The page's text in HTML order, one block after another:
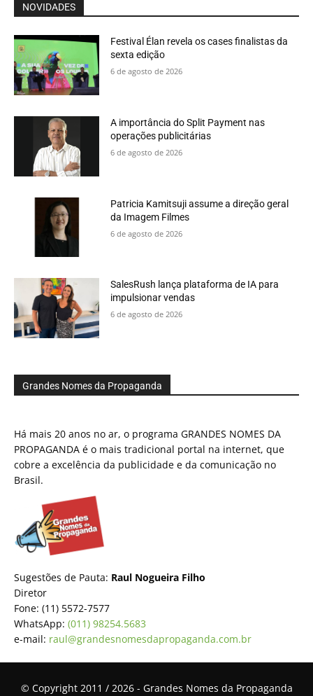
NOVIDADES
Festival Élan revela os cases finalistas da
sexta edição
6 de agosto de 2026
A importância do Split Payment nas
operações publicitárias
6 de agosto de 2026
Patricia Kamitsuji assume a direção geral
da Imagem Filmes
6 de agosto de 2026
SalesRush lança plataforma de IA para
impulsionar vendas
6 de agosto de 2026
Grandes Nomes da Propaganda
Há mais 20 anos no ar, o programa GRANDES NOMES DA
PROPAGANDA é o mais tradicional portal na internet, que
cobre a excelência da publicidade e da comunicação no
Brasil.
Sugestões de Pauta: Raul Nogueira Filho
Diretor
Fone: (11) 5572-7577
WhatsApp: (011) 98254.5683
e-mail: raul@grandesnomesdapropaganda.com.br
© Copyright 2011 / 2026 - Grandes Nomes da Propaganda